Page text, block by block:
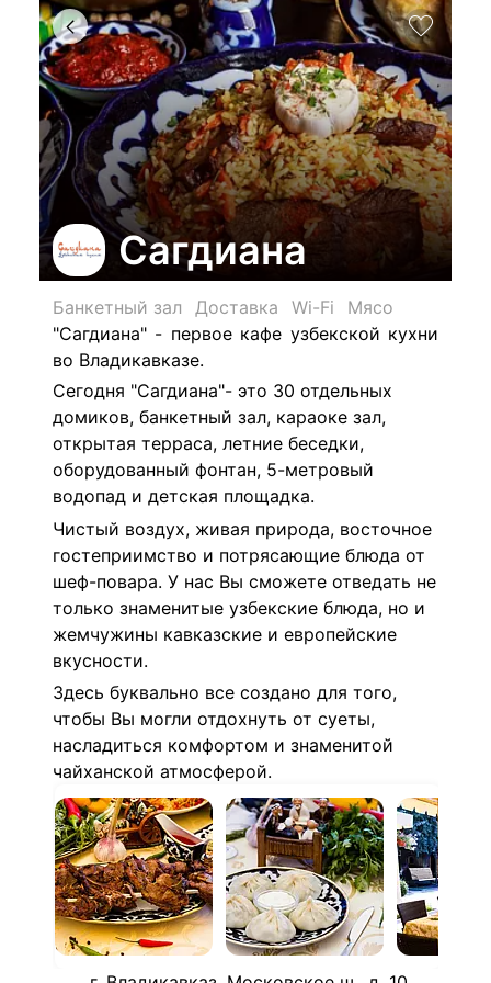
Сагдиана
Банкетный зал Доставка Wi-Fi
Мясо
"Сагдиана" - первое кафе узбекской кухни
во Владикавказе.
Сегодня "Сагдиана"- это 30 отдельных
домиков, банкетный зал, караоке зал,
открытая терраса, летние беседки,
оборудованный фонтан, 5-метровый
водопад и детская площадка.
Чистый воздух, живая природа, восточное
гостеприимство и потрясающие блюда от
шеф-повара. У нас Вы сможете отведать не
только знаменитые узбекские блюда, но и
жемчужины кавказские и европейские
вкусности.
Здесь буквально все создано для того,
чтобы Вы могли отдохнуть от суеты,
насладиться комфортом и знаменитой
чайханской атмосферой.